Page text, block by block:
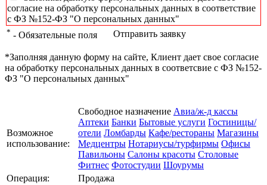
согласие на обработку персональных данных в соответствие
с ФЗ №152-ФЗ "О персональных данных"
* - Обязательные поля Отправить заявку
*Заполняя данную форму на сайте, Клиент дает свое согласие
на обработку персональных данных в соответсвие с ФЗ №152-
ФЗ "О персональных данных"
Возможное
использование:
Свободное назначение Авиа/ж-д кассы
Аптеки Банки Бытовые услуги Гостиницы/
отели Ломбарды Кафе/рестораны Магазины
Медцентры Нотариусы/турфирмы Офисы
Павильоны Салоны красоты Столовые
Фитнес Фотостудии Шоурумы
Операция:
Продажа